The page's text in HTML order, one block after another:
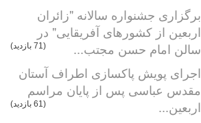
برگزاری جشنواره سالانه "زائران
اربعین از کشورهای آفریقایی" در
سالن امام حسن مجتب...
(71 بازدید)
اجرای پویش پاکسازی اطراف آستان
مقدس عباسی پس از پایان مراسم
اربعین...
(61 بازدید)